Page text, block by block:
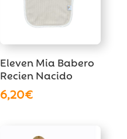
Eleven Mia Babero
Recien Nacido
6,20€